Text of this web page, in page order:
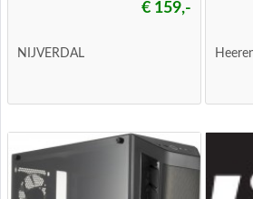
€ 159,-
NIJVERDAL